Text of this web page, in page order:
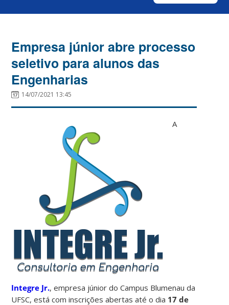
Empresa júnior abre processo
seletivo para alunos das
Engenharias
14/07/2021 13:45
A
Integre Jr., empresa júnior do Campus Blumenau da
UFSC, está com inscrições abertas até o dia 17 de